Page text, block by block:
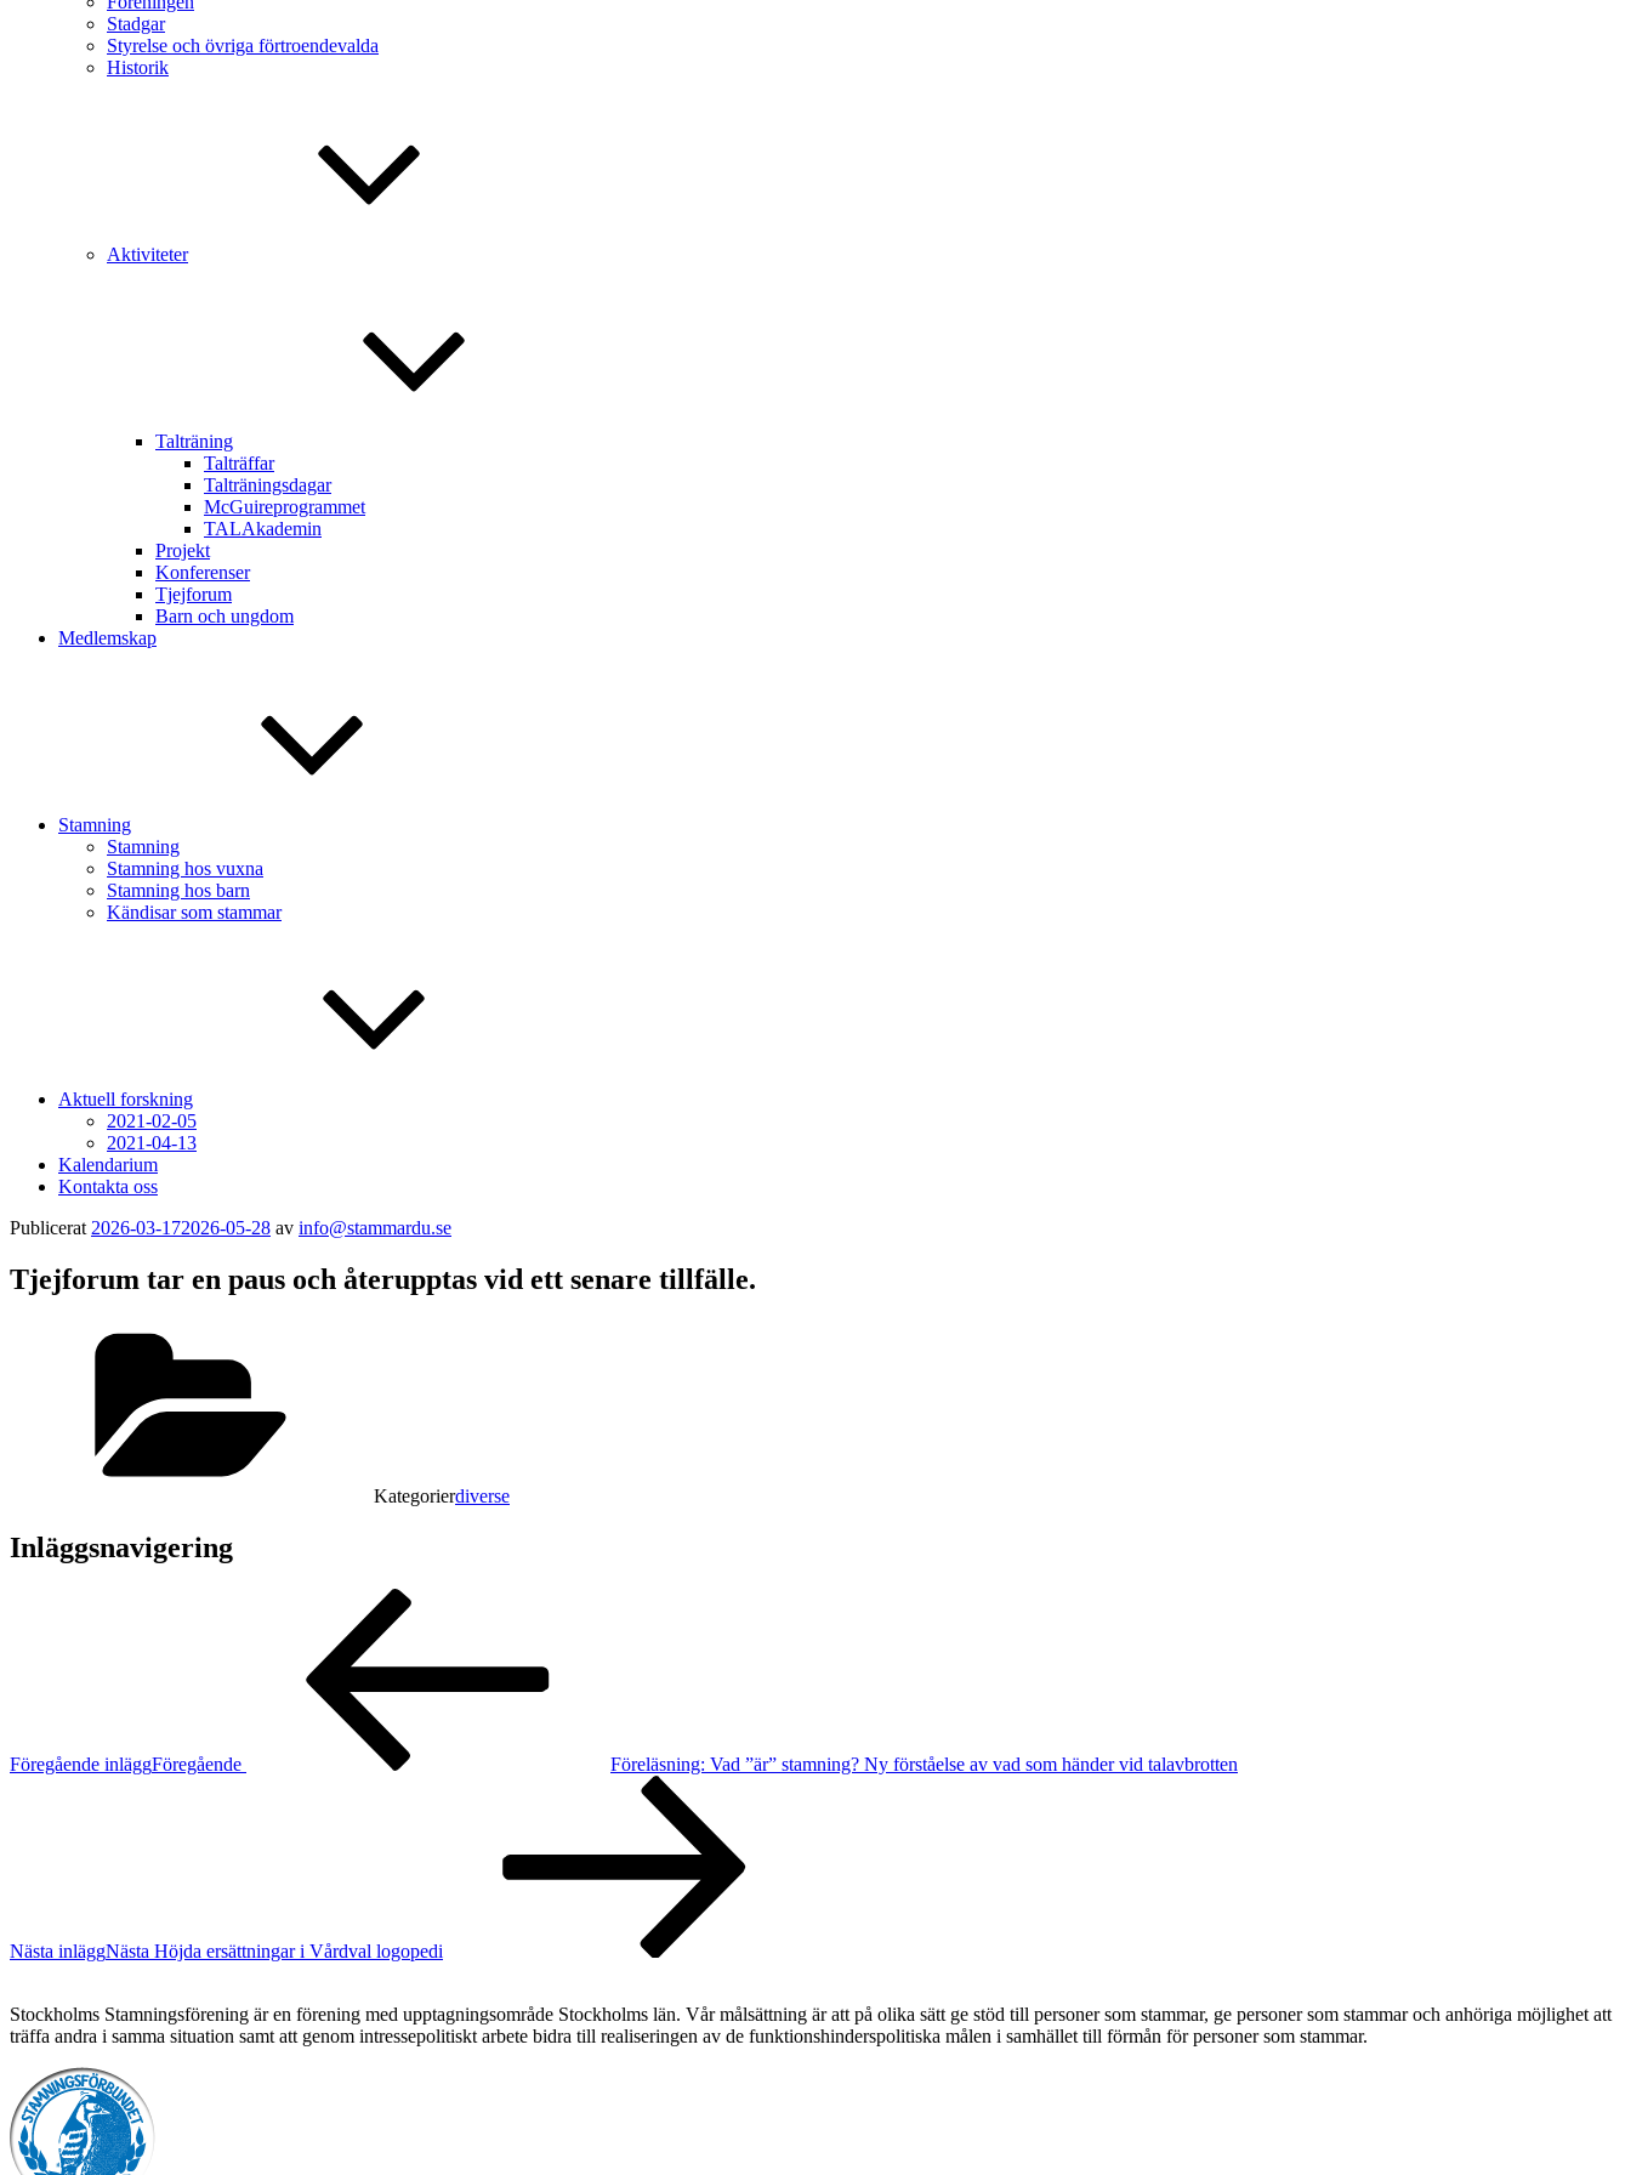
Stadgar
Styrelse och övriga förtroendevalda
Historik
Aktiviteter
Talträning
Talträffar
Talträningsdagar
McGuireprogrammet
TALAkademin
Projekt
Konferenser
Tjejforum
Barn och ungdom
Medlemskap
Stamning
Stamning
Stamning hos vuxna
Stamning hos barn
Kändisar som stammar
Aktuell forskning
2021-02-05
2021-04-13
Kalendarium
Kontakta oss
Publicerat 2026-03-172026-05-28 av info@stammardu.se
Tjejforum tar en paus och återupptas vid ett senare tillfälle.
Kategorierdiverse
Inläggsnavigering
Föregående inläggFöregående Föreläsning: Vad ”är” stamning? Ny förståelse av vad som händer vid talavbrotten
Nästa inläggNästa Höjda ersättningar i Vårdval logopedi
Stockholms Stamningsförening är en förening med upptagningsområde Stockholms län. Vår målsättning är att på olika sätt ge stöd till personer som stammar, ge personer som stammar och anhöriga möjlighet att
träffa andra i samma situation samt att genom intressepolitiskt arbete bidra till realiseringen av de funktionshinderspolitiska målen i samhället till förmån för personer som stammar.